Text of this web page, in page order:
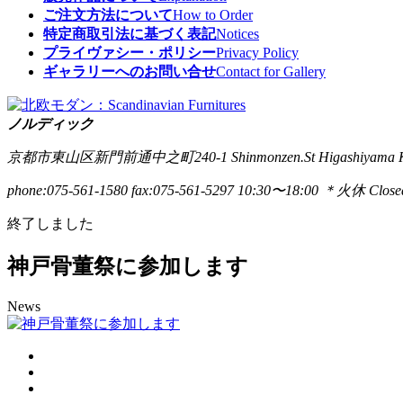
ご注文方法についてHow to Order
特定商取引法に基づく表記Notices
プライヴァシー・ポリシーPrivacy Policy
ギャラリーへのお問い合せContact for Gallery
ノルディック
京都市東山区新門前通中之町240-1 Shinmonzen.St Higashiyama
phone:075-561-1580 fax:075-561-5297 10:30〜18:00 ＊火休
終了しました
神戸骨董祭に参加します
News